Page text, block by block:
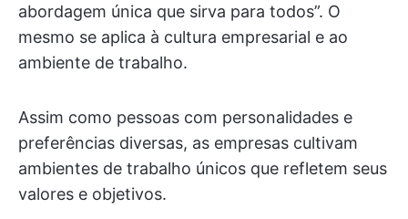
abordagem única que sirva para todos”. O
mesmo se aplica à cultura empresarial e ao
ambiente de trabalho.
Assim como pessoas com personalidades e
preferências diversas, as empresas cultivam
ambientes de trabalho únicos que refletem seus
valores e objetivos.